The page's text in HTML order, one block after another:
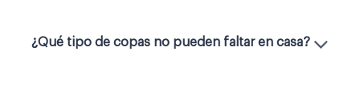
¿Qué tipo de copas no pueden faltar en casa?